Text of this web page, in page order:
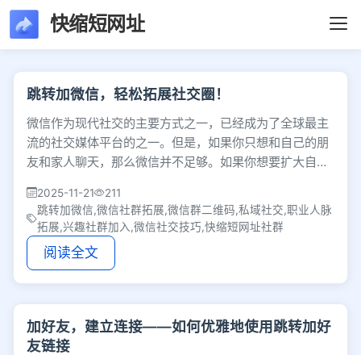
快缩短网址
文章列表 - 第6607
跳转加微信，轻松拓展社交圈！
微信作为现代社交的主要方式之一，已经成为了全球最主
流的社交媒体平台的之一。但是，如果你只想和自己的朋
友和家人聊天，那么微信并不足够。如果你想要扩大自己
2025-11-21
211
跳转加微信,微信社群拓展,微信群二维码,私域社交,职业人脉
拓展,兴趣社群加入,微信社交技巧,快缩短网址社群
阅读全文
加好友，建立连接——如何优雅地使用跳转加好
友链接